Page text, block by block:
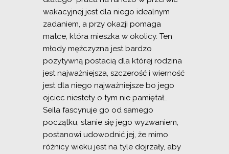
wakacyjnej jest dla niego idealnym
zadaniem, a przy okazji pomaga
matce, która mieszka w okolicy. Ten
młody mężczyzna jest bardzo
pozytywną postacią dla której rodzina
jest najważniejsza, szczerość i wierność
jest dla niego najważniejsze bo jego
ojciec niestety o tym nie pamiętał…
Seila fascynuje go od samego
początku, stanie się jego wyzwaniem,
postanowi udowodnić jej, że mimo
różnicy wieku jest na tyle dojrzały, aby